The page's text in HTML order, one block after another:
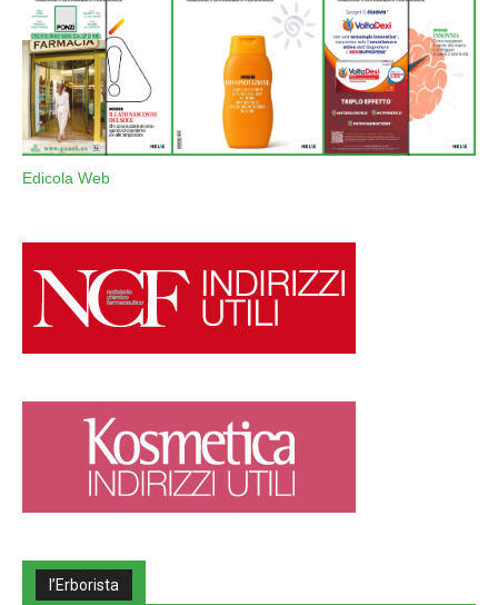
Edicola Web
l’Erborista